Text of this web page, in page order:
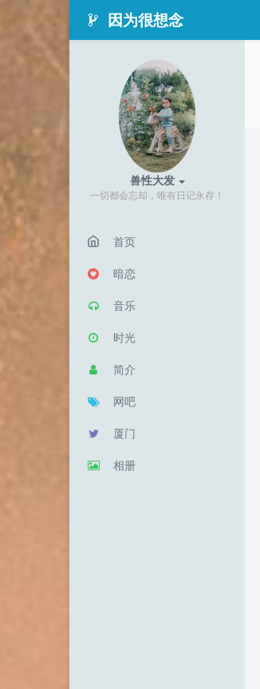
因为很想念
兽性大发
一切都会忘却，唯有日记永存！
首页
暗恋
音乐
时光
简介
网吧
厦门
相册